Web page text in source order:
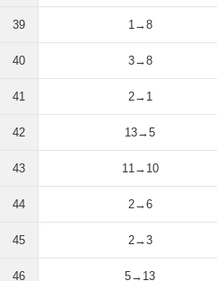
39 1→8
40 3→8
41 2→1
42 13→5
43 11→10
44 2→6
45 2→3
46 5→13